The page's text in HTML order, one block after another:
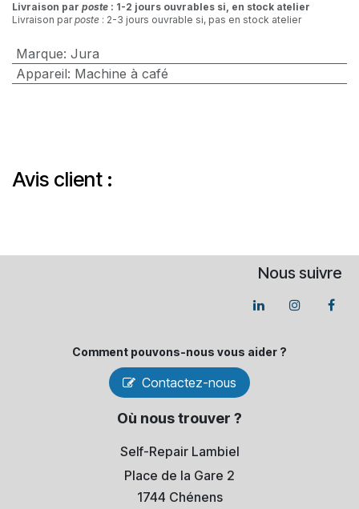
Livraison par poste : 1-2 jours ouvrables si, en stock atelier
Livraison parposte : 2-3 jours ouvrable si, pas en stock atelier
Marque: Jura
Appareil: Machine à café
Avis client :
Nous suivre
Comment pouvons-​nous vous aider ?
Contactez-nous
Où nous trouver ?
Self-Repair Lambiel
Place de la Gare 2
1744 Chénens